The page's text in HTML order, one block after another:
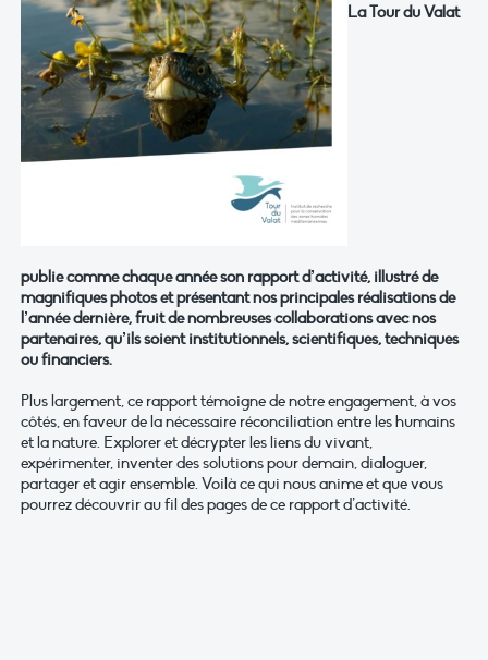
La Tour du Valat
publie comme chaque année son rapport d’activité, illustré de
magnifiques photos et présentant nos principales réalisations de
l’année dernière, fruit de nombreuses collaborations avec nos
partenaires, qu’ils soient institutionnels, scientifiques, techniques
ou financiers.
Plus largement, ce rapport témoigne de notre engagement, à vos
côtés, en faveur de la nécessaire réconciliation entre les humains
et la nature. Explorer et décrypter les liens du vivant,
expérimenter, inventer des solutions pour demain, dialoguer,
partager et agir ensemble. Voilà ce qui nous anime et que vous
pourrez découvrir au fil des pages de ce rapport d’activité.